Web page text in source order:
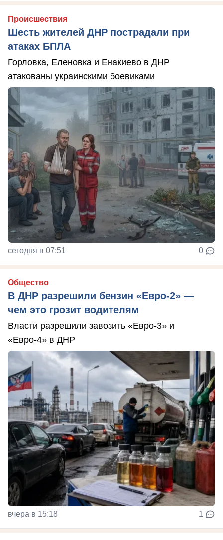
Происшествия
Шесть жителей ДНР пострадали при
атаках БПЛА
Горловка, Еленовка и Енакиево в ДНР
атакованы украинскими боевиками
сегодня в 07:51 0
Общество
В ДНР разрешили бензин «Евро-2» —
чем это грозит водителям
Власти разрешили завозить «Евро-3» и
«Евро-4» в ДНР
вчера в 15:18 1